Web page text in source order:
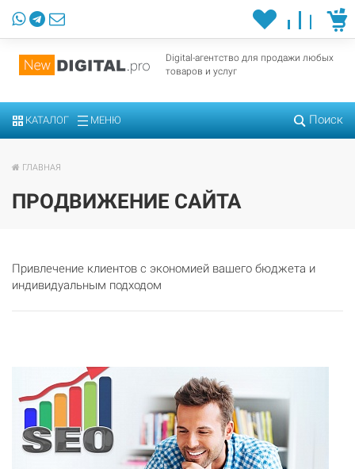
Digital-агентство для продажи любых
товаров и услуг
КАТАЛОГ МЕНЮ Поиск
ГЛАВНАЯ
ПРОДВИЖЕНИЕ САЙТА
Привлечение клиентов с экономией вашего бюджета и
индивидуальным подходом